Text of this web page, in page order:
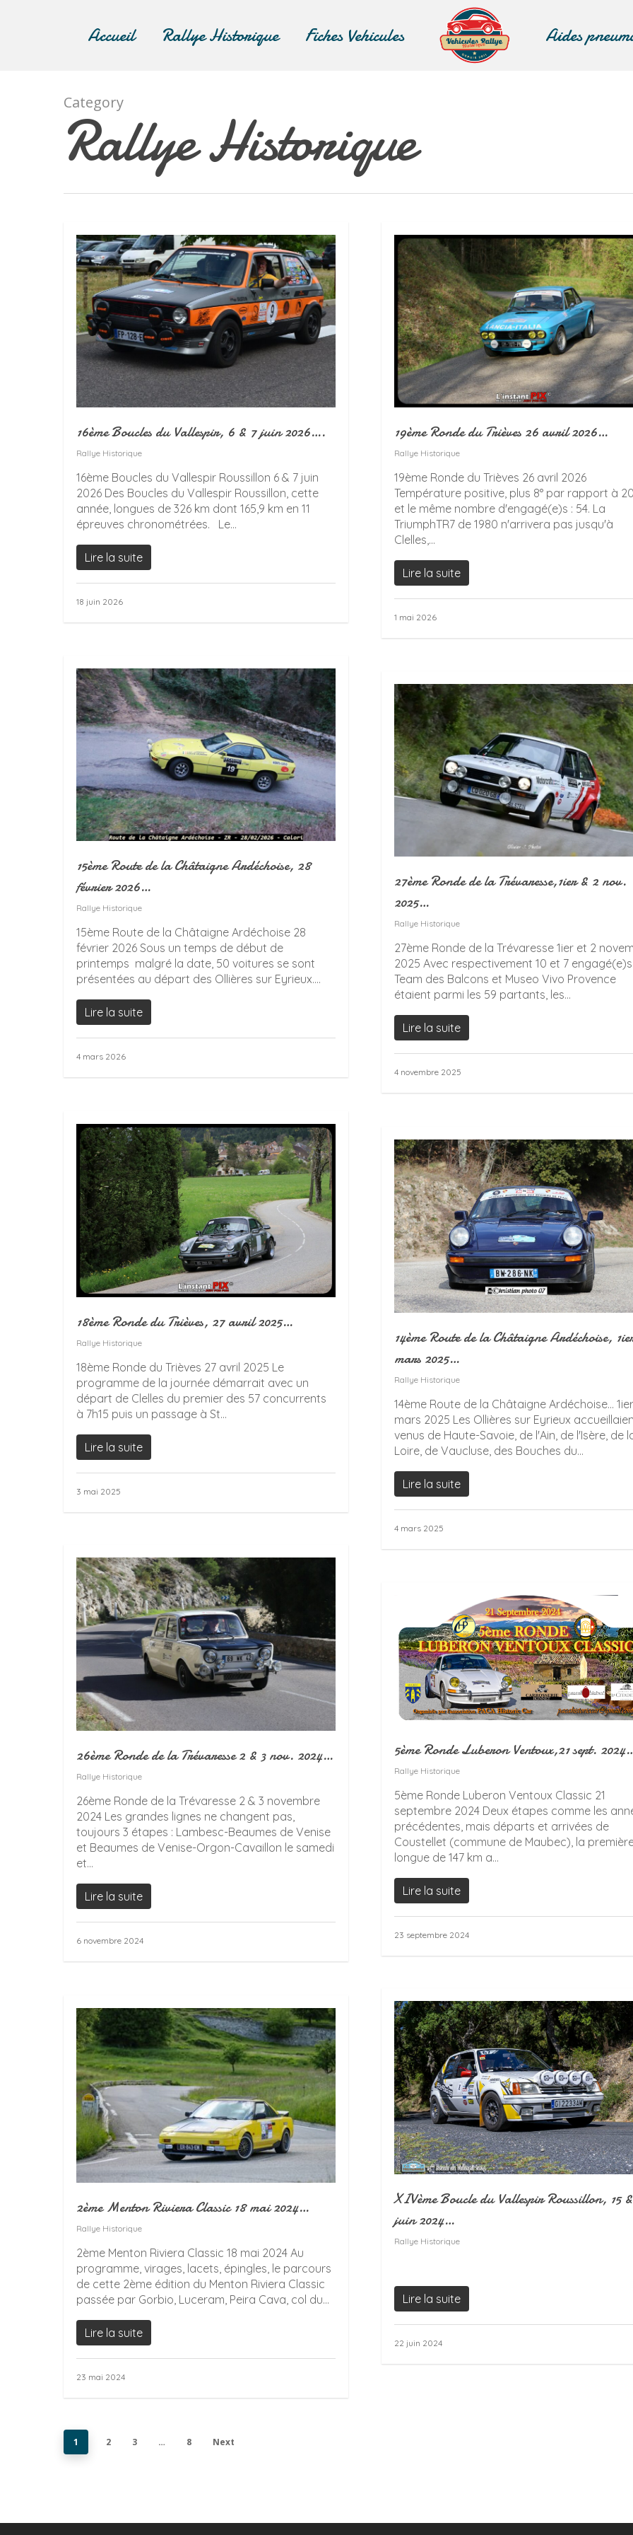
Accueil Rallye Historique Fiches Vehicules Aides
Category
Rallye Historique
16ème Boucles du Vallespir, 6 & 7 juin 2026….
Rallye Historique
16ème Boucles du Vallespir Roussillon 6 & 7 juin
2026 Des Boucles du Vallespir Roussillon, cette
année, longues de 326 km dont 165,9 km en 11
épreuves chronométrées. Le...
Lire la suite
18 juin 2026
19ème Ronde du Trièves 26 avril 2026…
Rallye Historique
19ème Ronde du Trièves 26 avril 2026
Température positive, plus 8° par rapport à
et le même nombre d'engagé(e)s : 54. La
TriumphTR7 de 1980 n'arrivera pas jusqu'à
Clelles,...
Lire la suite
1 mai 2026
15ème Route de la Châtaigne Ardéchoise, 28
février 2026…
Rallye Historique
15ème Route de la Châtaigne Ardéchoise 28
février 2026 Sous un temps de début de
printemps malgré la date, 50 voitures se sont
présentées au départ des Ollières sur Eyrieux....
Lire la suite
4 mars 2026
27ème Ronde de la Trévaresse,1ier & 2 nov.
2025…
Rallye Historique
27ème Ronde de la Trévaresse 1ier et 2
2025 Avec respectivement 10 et 7
Team des Balcons et Museo Vivo Provence
étaient parmi les 59 partants, les...
Lire la suite
4 novembre 2025
18ème Ronde du Trièves, 27 avril 2025…
Rallye Historique
18ème Ronde du Trièves 27 avril 2025 Le
programme de la journée démarrait avec un
départ de Clelles du premier des 57 concurrents
à 7h15 puis un passage à St...
Lire la suite
3 mai 2025
14ème Route de la Châtaigne Ardéchoise,
mars 2025…
Rallye Historique
14ème Route de la Châtaigne Ardéchoise... 1ier
mars 2025 Les Ollières sur Eyrieux
venus de Haute-Savoie, de l'Ain, de l'Isère, de
Loire, de Vaucluse, des Bouches du...
Lire la suite
4 mars 2025
26ème Ronde de la Trévaresse 2 & 3 nov. 2024…
Rallye Historique
26ème Ronde de la Trévaresse 2 & 3 novembre
2024 Les grandes lignes ne changent pas,
toujours 3 étapes : Lambesc-Beaumes de Venise
et Beaumes de Venise-Orgon-Cavaillon le samedi
et...
Lire la suite
6 novembre 2024
5ème Ronde Luberon Ventoux,21 sept.
Rallye Historique
5ème Ronde Luberon Ventoux Classic 21
septembre 2024 Deux étapes comme les
précédentes, mais départs et arrivées de
Coustellet (commune de Maubec), la
longue de 147 km a...
Lire la suite
23 septembre 2024
XIVème Boucle du Vallespir Roussillon, 15
juin 2024…
Rallye Historique
Lire la suite
22 juin 2024
2ème Menton Riviera Classic 18 mai 2024…
Rallye Historique
2ème Menton Riviera Classic 18 mai 2024 Au
programme, virages, lacets, épingles, le parcours
de cette 2ème édition du Menton Riviera Classic
passée par Gorbio, Luceram, Peira Cava, col du...
Lire la suite
23 mai 2024
1 2 3 … 8 Next